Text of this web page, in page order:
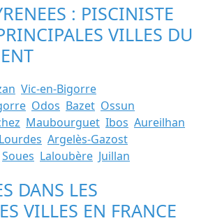
: PISCINISTE
VILLES DU
Vic-en-Bigorre
Odos Bazet Ossun
Maubourguet Ibos Aureilhan
Lourdes Argelès-Gazost
Soues Laloubère Juillan
DANS LES
VILLES EN FRANCE